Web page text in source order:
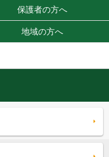
保護者の方へ
地域の方へ